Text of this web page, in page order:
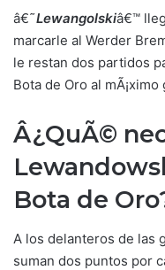
â€˜Lewangolskiâ€™
marcarle al Werder
le restan dos partidos
Bota de Oro al
Â¿QuÃ©
Bota de
A los delanteros de las
suman dos puntos por